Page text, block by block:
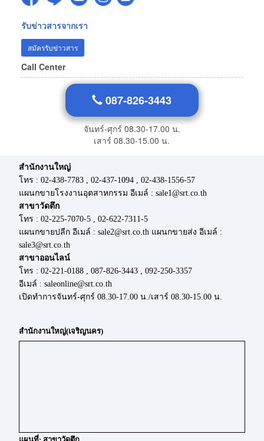
รับข่าวสารจากเรา
สมัครรับข่าวสาร
Call Center
087-826-3443
จันทร์-ศุกร์ 08.30-17.00 น.
เสาร์ 08.30-15.00 น.
สำนักงานใหญ่
โทร : 02-438-7783 , 02-437-1094 , 02-438-1556-57
แผนกขายโรงงานอุตสาหกรรม อีเมล์ : sale1@srt.co.th
สาขาวัดตึก
โทร : 02-225-7070-5 , 02-622-7311-5
แผนกขายปลีก อีเมล์ : sale2@srt.co.th แผนกขายส่ง อีเมล์ :
sale3@srt.co.th
สาขาออนไลน์
โทร : 02-221-0188 , 087-826-3443 , 092-250-3357
อีเมล์ : saleonline@srt.co.th
เปิดทำการจันทร์-ศุกร์ 08.30-17.00 น./เสาร์ 08.30-15.00 น.
สำนักงานใหญ่(เจริญนคร)